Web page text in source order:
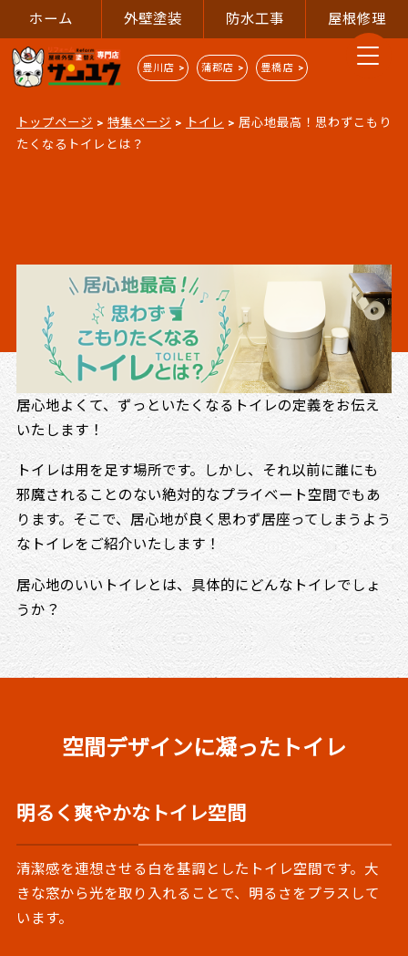
ホーム 外壁塗装 防水工事 屋根修理
豊川店 > 蒲郡店 > 豊橋店 >
トップページ > 特集ページ > トイレ > 居心地最高！思わずこもり
たくなるトイレとは？
居心地よくて、ずっといたくなるトイレの定義をお伝え
いたします！
トイレは用を足す場所です。しかし、それ以前に誰にも
邪魔されることのない絶対的なプライベート空間でもあ
ります。そこで、居心地が良く思わず居座ってしまうよう
なトイレをご紹介いたします！
居心地のいいトイレとは、具体的にどんなトイレでしょ
うか？
空間デザインに凝ったトイレ
明るく爽やかなトイレ空間
清潔感を連想させる白を基調としたトイレ空間です。大
きな窓から光を取り入れることで、明るさをプラスして
います。